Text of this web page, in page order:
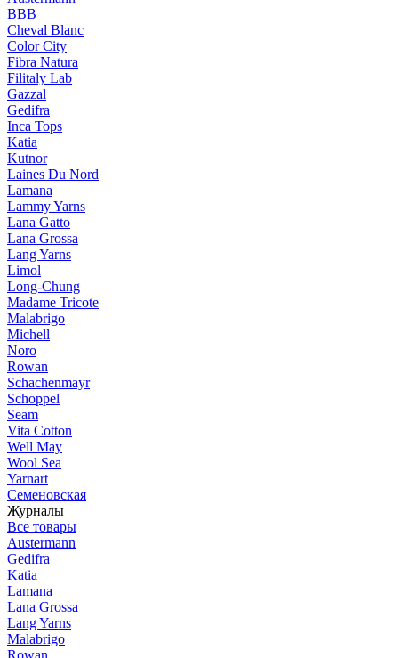
BBB
Cheval Blanc
Color City
Fibra Natura
Filitaly Lab
Gazzal
Gedifra
Inca Tops
Katia
Kutnor
Laines Du Nord
Lamana
Lammy Yarns
Lana Gatto
Lana Grossa
Lang Yarns
Limol
Long-Chung
Madame Tricote
Malabrigo
Michell
Noro
Rowan
Schachenmayr
Schoppel
Seam
Vita Cotton
Well May
Wool Sea
Yarnart
Семеновская
Журналы
Все товары
Austermann
Gedifra
Katia
Lamana
Lana Grossa
Lang Yarns
Malabrigo
Rowan